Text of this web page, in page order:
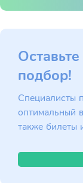
подбор!
Специалисты
оптимальный
также билеты